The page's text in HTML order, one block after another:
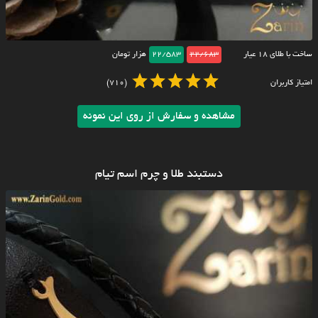
ساخت با طلای ۱۸ عیار 22/683
22/583 هزار تومان
امتیاز کاربران (710)
مشاهده و سفارش از روی این نمونه
دستبند طلا و چرم اسم تیام